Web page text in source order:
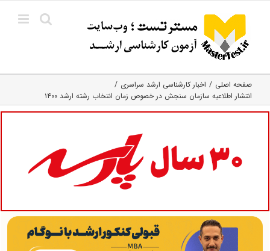
content
صفحه اصلی
اخبار کارشناسی ارشد سراسری
انتشار اطلاعیه سازمان سنجش در خصوص زمان انتخاب رشته ارشد ۱۴۰۰